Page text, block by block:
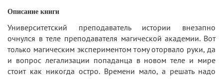
Описание книги
Университетский преподаватель истории внезапно
очнулся в теле преподавателя магической академии. Вот
только магическим экспериментом тому оторвало руки, да
и вопрос легализации попаданца в новом теле и мире
стоит как никогда остро. Времени мало, а решать надо